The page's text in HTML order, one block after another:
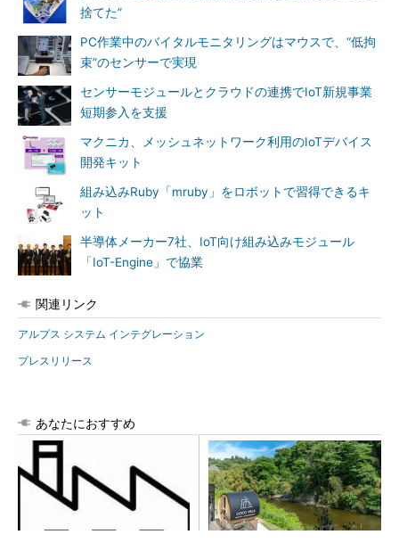
捨てた”
PC作業中のバイタルモニタリングはマウスで、“低拘
束”のセンサーで実現
センサーモジュールとクラウドの連携でIoT新規事業
短期参入を支援
マクニカ、メッシュネットワーク利用のIoTデバイス
開発キット
組み込みRuby「mruby」をロボットで習得できるキ
ット
半導体メーカー7社、IoT向け組み込みモジュール
「IoT-Engine」で協業
関連リンク
アルプス システム インテグレーション
プレスリリース
あなたにおすすめ